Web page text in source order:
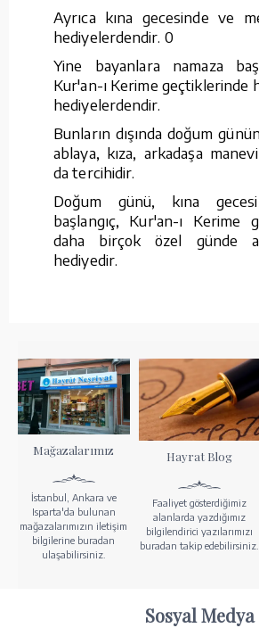
Ayrıca kına gecesinde ve
hediyelerdendir. 0
Yine bayanlara namaza
Kur'an-ı Kerime geçtiklerinde
hediyelerdendir.
Bunların dışında doğum
ablaya, kıza, arkadaşa
da tercihidir.
Doğum günü, kına
başlangıç, Kur'an-ı Kerime
daha birçok özel günde
hediyedir.
Mağazalarımız
İstanbul, Ankara ve
Isparta'da bulunan
mağazalarımızın iletişim
bilgilerine buradan
ulaşabilirsiniz.
Hayrat Blog
Faaliyet gösterdiğimiz
alanlarda yazdığımız
bilgilendirici yazılarımızı
buradan takip edebilirsiniz.
Sosyal Medya